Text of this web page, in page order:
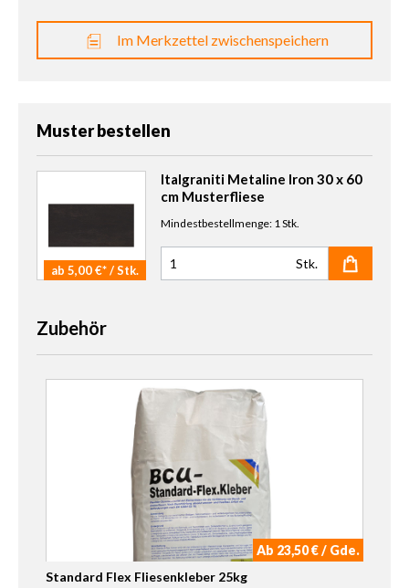
Im Merkzettel zwischenspeichern
Muster bestellen
ab 5,00 €* / Stk.
Italgraniti Metaline Iron 30 x 60
cm Musterfliese
Mindestbestellmenge: 1 Stk.
Anzahl Muster
Stk.
Zubehör
Ab 23,50 € / Gde.
Standard Flex Fliesenkleber 25kg